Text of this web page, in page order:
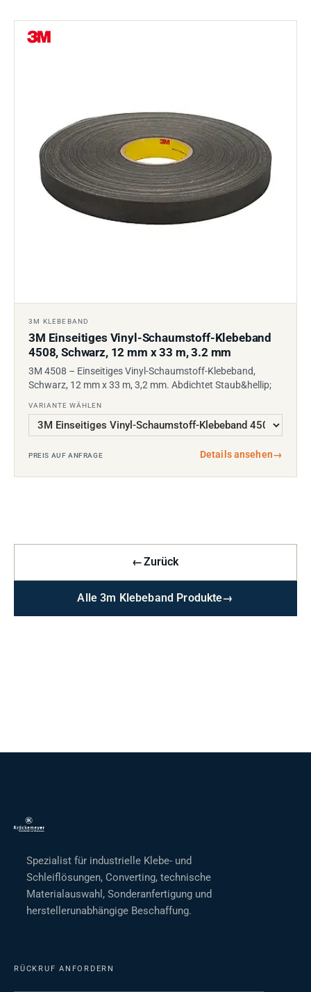
3M KLEBEBAND
3M Einseitiges Vinyl-Schaumstoff-Klebeband
4508, Schwarz, 12 mm x 33 m, 3.2 mm
3M 4508 – Einseitiges Vinyl-Schaumstoff-Klebeband,
Schwarz, 12 mm x 33 m, 3,2 mm. Abdichtet Staub&hellip;
VARIANTE WÄHLEN
PREIS AUF ANFRAGE Details ansehen→
←Zurück
Alle 3m Klebeband Produkte→
Spezialist für industrielle Klebe- und
Schleiflösungen, Converting, technische
Materialauswahl, Sonderanfertigung und
herstellerunabhängige Beschaffung.
RÜCKRUF ANFORDERN